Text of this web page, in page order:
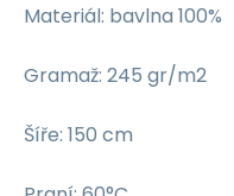
Materiál: bavlna 100%
Gramaž: 245 gr/m2
Šíře: 150 cm